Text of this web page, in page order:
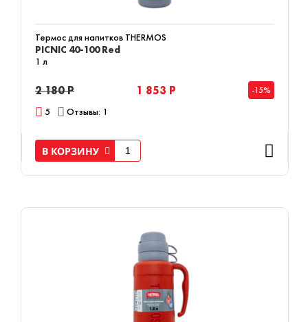
Термос для напитков THERMOS
PICNIC 40-100 Red
1 л
2 180 Р 1 853 Р -15%
5 Отзывы: 1
В КОРЗИНУ